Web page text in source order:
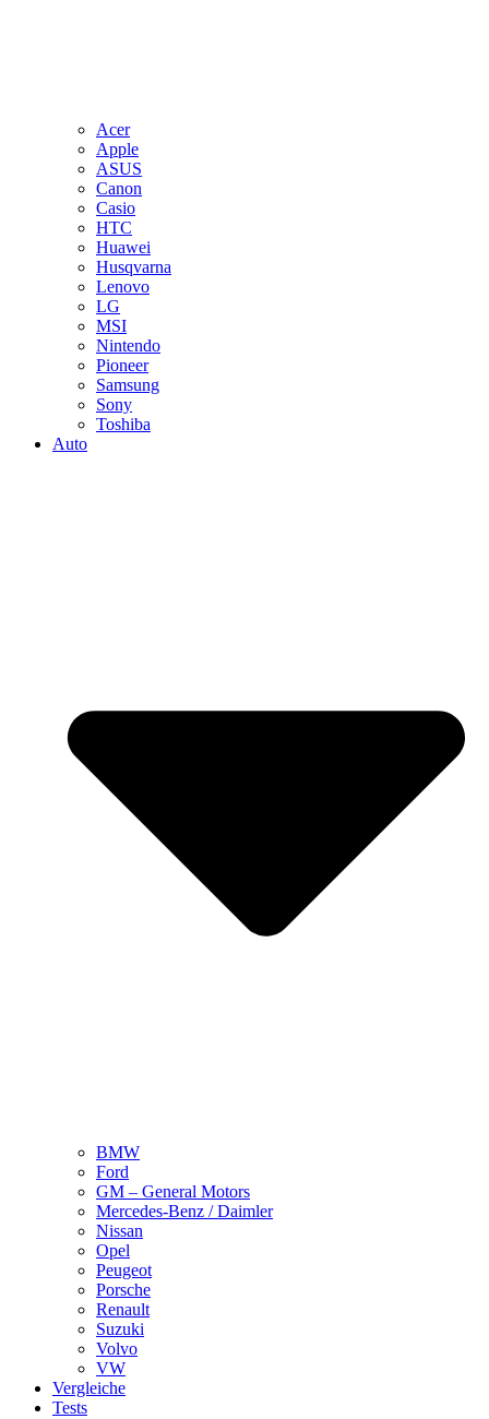
Acer
Apple
ASUS
Canon
Casio
HTC
Huawei
Husqvarna
Lenovo
LG
MSI
Nintendo
Pioneer
Samsung
Sony
Toshiba
Auto
BMW
Ford
GM – General Motors
Mercedes-Benz / Daimler
Nissan
Opel
Peugeot
Porsche
Renault
Suzuki
Volvo
VW
Vergleiche
Tests